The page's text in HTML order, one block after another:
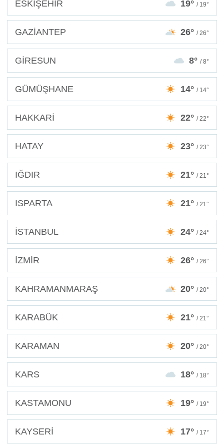
ESKİŞEHİR 19° / 19°
GAZİANTEP 26° / 26°
GİRESUN 8° / 8°
GÜMÜŞHANE 14° / 14°
HAKKARİ 22° / 22°
HATAY 23° / 23°
IĞDIR 21° / 21°
ISPARTA 21° / 21°
İSTANBUL 24° / 24°
İZMİR 26° / 26°
KAHRAMANMARAŞ 20° / 20°
KARABÜK 21° / 21°
KARAMAN 20° / 20°
KARS 18° / 18°
KASTAMONU 19° / 19°
KAYSERİ 17° / 17°